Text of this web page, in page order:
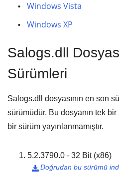
Windows Vista
Windows XP
Salogs.dll
Sürümleri
Salogs.dll dosyasının en son
sürümüdür. Bu dosyanın tek bir
bir sürüm yayınlanmamıştır.
5.2.3790.0 - 32 Bit (x86)
Doğrudan bu sürümü
